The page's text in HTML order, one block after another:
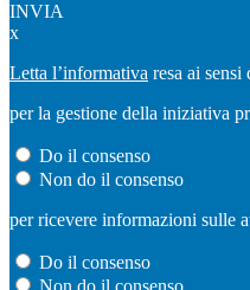
INVIA
x
Letta l’informativa resa ai
per la gestione della iniziativa
Do il consenso
Non do il consenso
per ricevere informazioni sulle
Do il consenso